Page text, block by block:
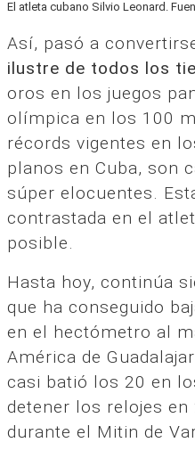
El atleta cubano Silvio Leonard.
Así, pasó a
ilustre de todos los
oros en los juegos
olímpica en los 100
récords vigentes en
planos en Cuba, son
súper elocuentes.
contrastada en el
posible.
Hasta hoy, continúa
que ha conseguido
en el hectómetro al
América de
casi batió los 20 en
detener los relojes en
durante el Mitin de